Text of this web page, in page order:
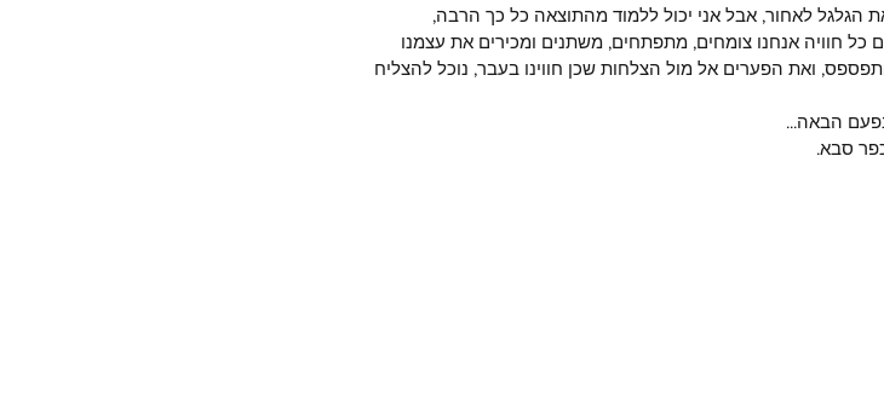
הגלגל לאחור, אבל אני יכול ללמוד מהתוצאה כל כך הרבה,
חוויה אנחנו צומחים, מתפתחים, משתנים ומכירים את עצמנו
ואת הפערים אל מול הצלחות שכן חווינו בעבר, נוכל להצליח
הבאה...
סבא.